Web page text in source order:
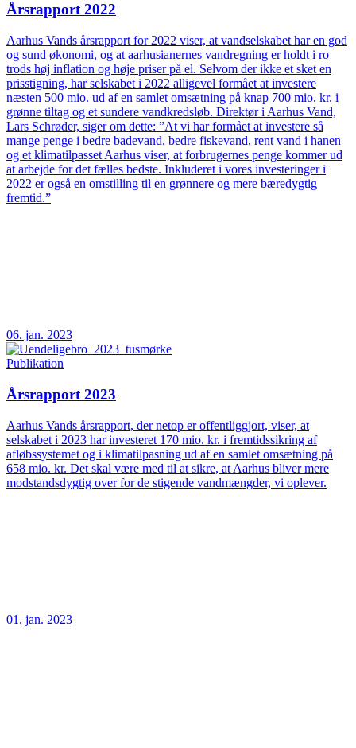
Årsrapport 2022
Aarhus Vands årsrapport for 2022 viser, at vandselskabet har en god
og sund økonomi, og at aarhusianernes vandregning er holdt i ro
trods høj inflation og høje priser på el. Selvom der ikke et sket en
prisstigning, har selskabet i 2022 alligevel formået at investere
næsten 500 mio. ud af en samlet omsætning på knap 700 mio. kr. i
grønne tiltag og et sundere vandkredsløb. Direktør i Aarhus Vand,
Lars Schrøder, siger om dette: ”At vi har formået at investere så
mange penge i bedre badevand, bedre fiskevand, rent vand i hanen
og et klimatilpasset Aarhus viser, at forbrugernes penge kommer ud
at arbejde for det fælles bedste. Inkluderet i vores investeringer i
2022 er også en omstilling til en grønnere og mere bæredygtig
fremtid.”
06. jan. 2023
Publikation
Årsrapport 2023
Aarhus Vands årsrapport, der netop er offentliggjort, viser, at
selskabet i 2023 har investeret 170 mio. kr. i fremtidssikring af
afløbssystemet og i klimatilpasning ud af en samlet omsætning på
658 mio. kr. Det skal være med til at sikre, at Aarhus bliver mere
modstandsdygtig over for de stigende vandmængder, vi oplever.
01. jan. 2023